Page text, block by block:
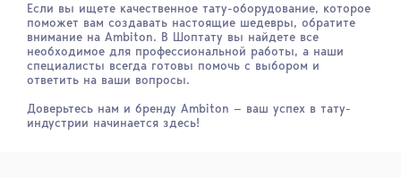
Если вы ищете качественное тату-оборудование, которое
поможет вам создавать настоящие шедевры, обратите
внимание на Ambiton. В Шоптату вы найдете все
необходимое для профессиональной работы, а наши
специалисты всегда готовы помочь с выбором и
ответить на ваши вопросы.
Доверьтесь нам и бренду Ambiton — ваш успех в тату-
индустрии начинается здесь!